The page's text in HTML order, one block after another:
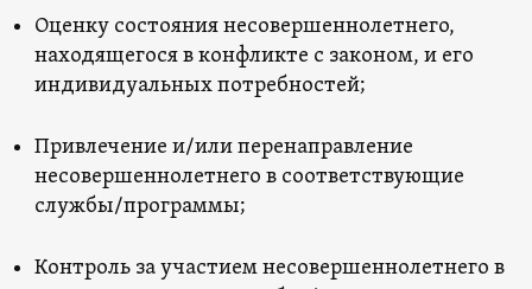
Оценку состояния несовершеннолетнего,
находящегося в конфликте с законом, и его
индивидуальных потребностей;
Привлечение и/или перенаправление
несовершеннолетнего в соответствующие
службы/программы;
Контроль за участием несовершеннолетнего в